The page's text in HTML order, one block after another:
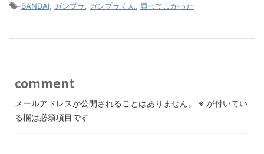
-BANDAI ガンプラ ガンプラくん 買ってよかった
comment
メールアドレスが公開されることはありません。 ※ が付いてい
る欄は必須項目です